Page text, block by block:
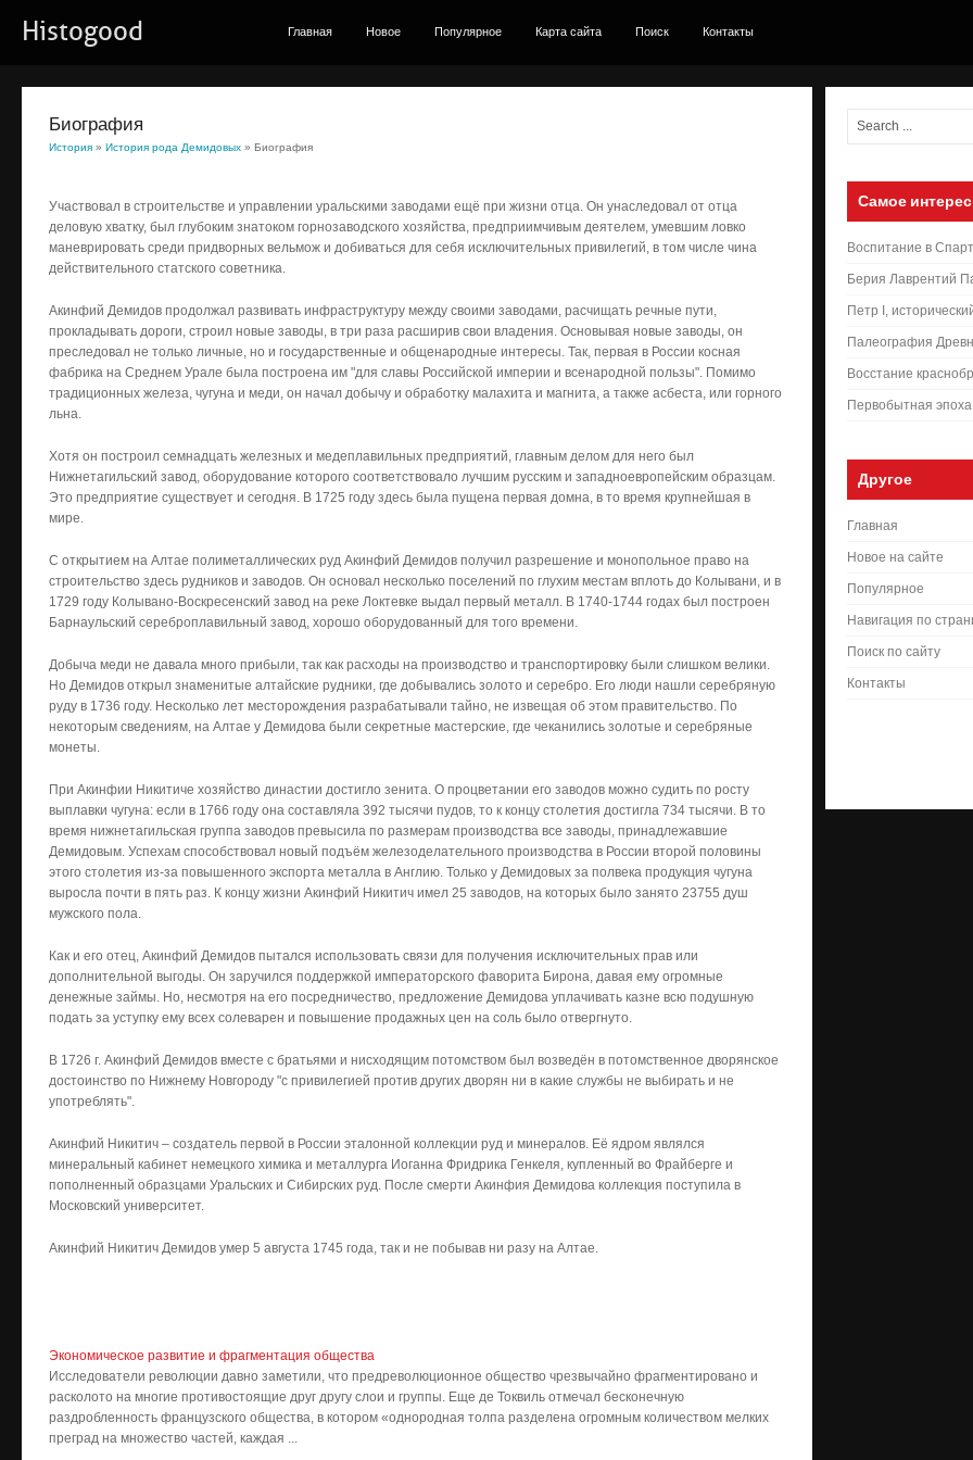
Histogood Главная Новое Популярное Карта сайта Поиск Контакты
Биография
История » История рода Демидовых » Биография
Участвовал в строительстве и управлении уральскими заводами ещё при жизни отца. Он унаследовал от отца
деловую хватку, был глубоким знатоком горнозаводского хозяйства, предприимчивым деятелем, умевшим ловко
маневрировать среди придворных вельмож и добиваться для себя исключительных привилегий, в том числе чина
действительного статского советника.
Акинфий Демидов продолжал развивать инфраструктуру между своими заводами, расчищать речные пути,
прокладывать дороги, строил новые заводы, в три раза расширив свои владения. Основывая новые заводы, он
преследовал не только личные, но и государственные и общенародные интересы. Так, первая в России косная
фабрика на Среднем Урале была построена им "для славы Российской империи и всенародной пользы". Помимо
традиционных железа, чугуна и меди, он начал добычу и обработку малахита и магнита, а также асбеста, или горного
льна.
Хотя он построил семнадцать железных и медеплавильных предприятий, главным делом для него был
Нижнетагильский завод, оборудование которого соответствовало лучшим русским и западноевропейским образцам.
Это предприятие существует и сегодня. В 1725 году здесь была пущена первая домна, в то время крупнейшая в
мире.
С открытием на Алтае полиметаллических руд Акинфий Демидов получил разрешение и монопольное право на
строительство здесь рудников и заводов. Он основал несколько поселений по глухим местам вплоть до Колывани, и в
1729 году Колывано-Воскресенский завод на реке Локтевке выдал первый металл. В 1740-1744 годах был построен
Барнаульский сереброплавильный завод, хорошо оборудованный для того времени.
Добыча меди не давала много прибыли, так как расходы на производство и транспортировку были слишком велики.
Но Демидов открыл знаменитые алтайские рудники, где добывались золото и серебро. Его люди нашли серебряную
руду в 1736 году. Несколько лет месторождения разрабатывали тайно, не извещая об этом правительство. По
некоторым сведениям, на Алтае у Демидова были секретные мастерские, где чеканились золотые и серебряные
монеты.
При Акинфии Никитиче хозяйство династии достигло зенита. О процветании его заводов можно судить по росту
выплавки чугуна: если в 1766 году она составляла 392 тысячи пудов, то к концу столетия достигла 734 тысячи. В то
время нижнетагильская группа заводов превысила по размерам производства все заводы, принадлежавшие
Демидовым. Успехам способствовал новый подъём железоделательного производства в России второй половины
этого столетия из-за повышенного экспорта металла в Англию. Только у Демидовых за полвека продукция чугуна
выросла почти в пять раз. К концу жизни Акинфий Никитич имел 25 заводов, на которых было занято 23755 душ
мужского пола.
Как и его отец, Акинфий Демидов пытался использовать связи для получения исключительных прав или
дополнительной выгоды. Он заручился поддержкой императорского фаворита Бирона, давая ему огромные
денежные займы. Но, несмотря на его посредничество, предложение Демидова уплачивать казне всю подушную
подать за уступку ему всех солеварен и повышение продажных цен на соль было отвергнуто.
В 1726 г. Акинфий Демидов вместе с братьями и нисходящим потомством был возведён в потомственное дворянское
достоинство по Нижнему Новгороду "с привилегией против других дворян ни в какие службы не выбирать и не
употреблять".
Акинфий Никитич – создатель первой в России эталонной коллекции руд и минералов. Её ядром являлся
минеральный кабинет немецкого химика и металлурга Иоганна Фридрика Генкеля, купленный во Фрайберге и
пополненный образцами Уральских и Сибирских руд. После смерти Акинфия Демидова коллекция поступила в
Московский университет.
Акинфий Никитич Демидов умер 5 августа 1745 года, так и не побывав ни разу на Алтае.
Экономическое развитие и фрагментация общества
Исследователи революции давно заметили, что предреволюционное общество чрезвычайно фрагментировано и
расколото на многие противостоящие друг другу слои и группы. Еще де Токвиль отмечал бесконечную
раздробленность французского общества, в котором «однородная толпа разделена огромным количеством мелких
преград на множество частей, каждая ...
Самое
Воспитание в
Берия Лаврентий
Петр I,
Палеография
Восстание
Первобытная
Другое
Главная
Новое на сайте
Популярное
Навигация по
Поиск по сайту
Контакты